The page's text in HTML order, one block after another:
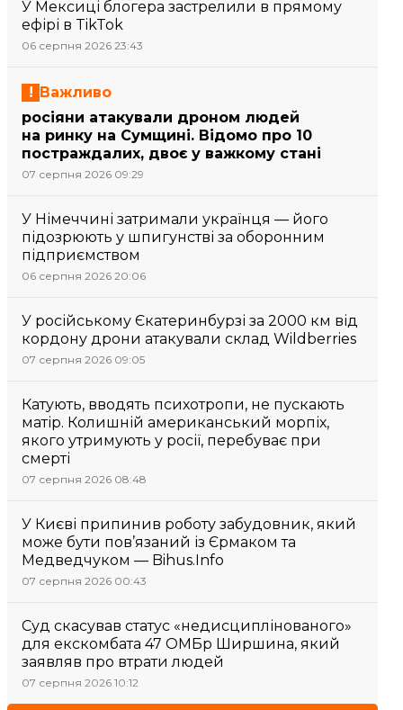
У Мексиці блогера застрелили в прямому
ефірі в TikTok
06 серпня 2026 23:43
Важливо
росіяни атакували дроном людей
на ринку на Сумщині. Відомо про 10
постраждалих, двоє у важкому стані
07 серпня 2026 09:29
У Німеччині затримали українця — його
підозрюють у шпигунстві за оборонним
підприємством
06 серпня 2026 20:06
У російському Єкатеринбурзі за 2000 км від
кордону дрони атакували склад Wildberries
07 серпня 2026 09:05
Катують, вводять психотропи, не пускають
матір. Колишній американський морпіх,
якого утримують у росії, перебуває при
смерті
07 серпня 2026 08:48
У Києві припинив роботу забудовник, який
може бути пов’язаний із Єрмаком та
Медведчуком — Bihus.Info
07 серпня 2026 00:43
Суд скасував статус «недисциплінованого»
для екскомбата 47 ОМБр Ширшина, який
заявляв про втрати людей
07 серпня 2026 10:12